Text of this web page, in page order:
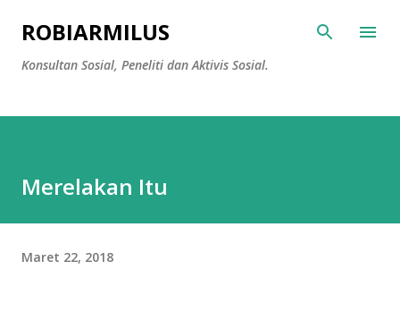
Langsung ke konten utama
ROBIARMILUS
Konsultan Sosial, Peneliti dan Aktivis Sosial.
Merelakan Itu
Maret 22, 2018